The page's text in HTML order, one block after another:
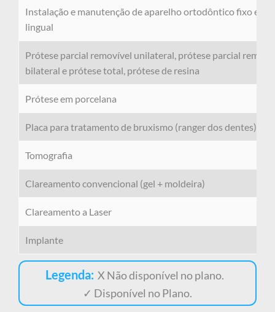
Instalação e manutenção de aparelho ortodôntico fixo
lingual
Prótese parcial removível unilateral, prótese parcial
bilateral e prótese total, prótese de resina
Prótese em porcelana
Placa para tratamento de bruxismo (ranger dos dentes)
Tomografia
Clareamento convencional (gel + moldeira)
Clareamento a Laser
Implante
Legenda: X Não disponível no plano.
✓ Disponível no Plano.